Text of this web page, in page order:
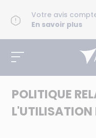
Votre avis
En savoir plus
POLITIQUE
L'UTILISATION